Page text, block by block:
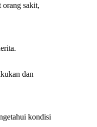
orang sakit,
dan
kondisi